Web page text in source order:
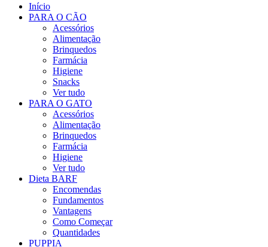
Início
PARA O CÃO
Acessórios
Alimentação
Brinquedos
Farmácia
Higiene
Snacks
Ver tudo
PARA O GATO
Acessórios
Alimentação
Brinquedos
Farmácia
Higiene
Ver tudo
Dieta BARF
Encomendas
Fundamentos
Vantagens
Como Começar
Quantidades
PUPPIA